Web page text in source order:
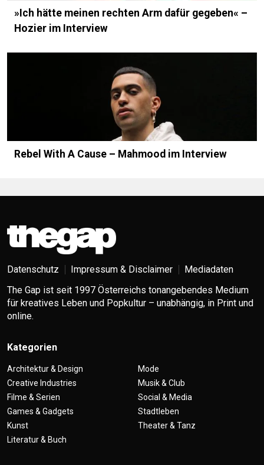
»Ich hätte meinen rechten Arm dafür gegeben« –
Hozier im Interview
Rebel With A Cause – Mahmood im Interview
Datenschutz Impressum & Disclaimer
Mediadaten
The Gap ist seit 1997 Österreichs tonangebendes Medium
für kreatives Leben und Popkultur – unabhängig, in Print und
online.
Kategorien
Architektur & Design
Creative Industries
Filme & Serien
Games & Gadgets
Kunst
Literatur & Buch
Mode
Musik & Club
Social & Media
Stadtleben
Theater & Tanz